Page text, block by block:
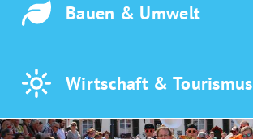
Bauen & Umwelt
Wirtschaft & Tourismus